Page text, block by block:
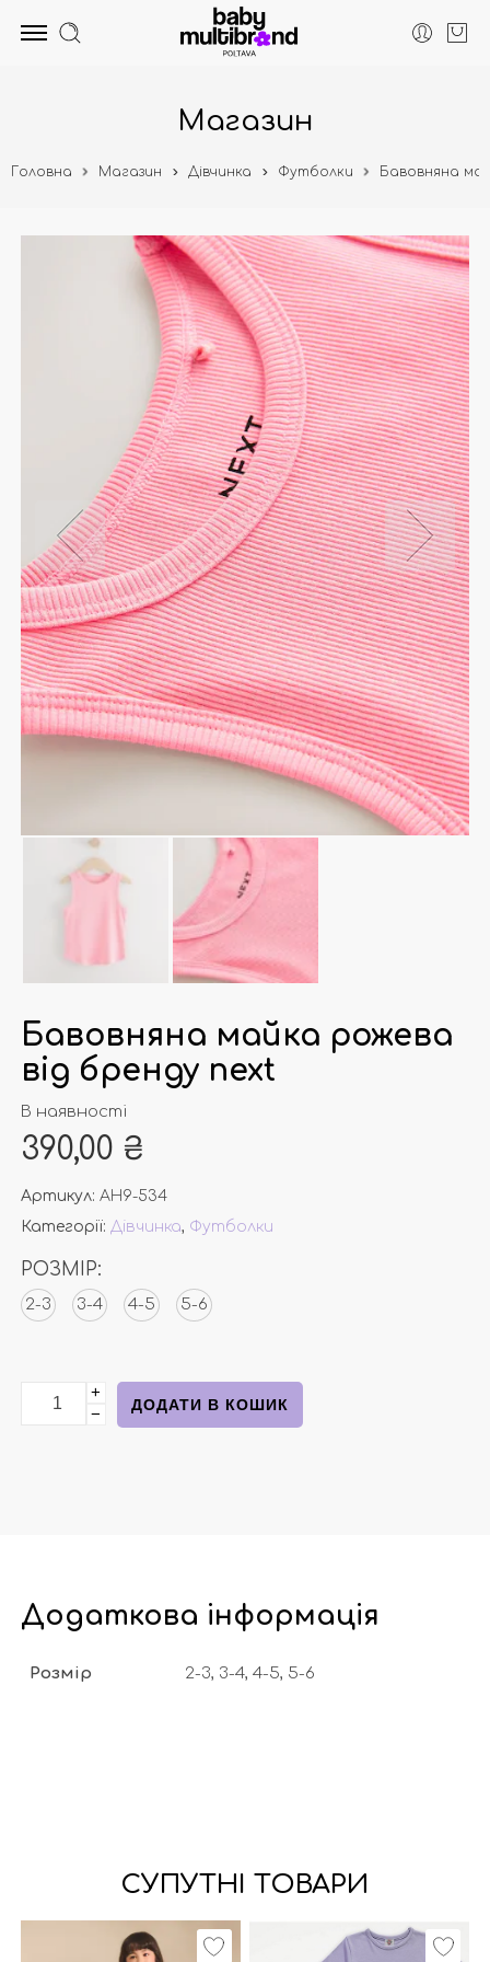
Магазин
Головна Магазин Дівчинка Футболки Бавовняна
Бавовняна майка рожева
від бренду next
В наявності
390,00 ₴
Артикул: АН9-534
Категорії: Дівчинка, Футболки
РОЗМІР:
2-3 3-4 4-5 5-6
Бавовняна майка рожева від бренду next кількість
+
−
ДОДАТИ В КОШИК
Додаткова інформація
Розмір 2-3, 3-4, 4-5, 5-6
СУПУТНІ ТОВАРИ